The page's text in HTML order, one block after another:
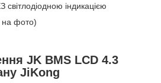
індикацією
на фото)
JK BMS LCD 4.3
JiKong